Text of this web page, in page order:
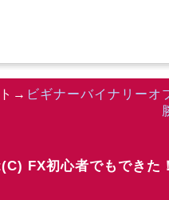
→ ビギナーバイナリーオ
FX初心者でもできた